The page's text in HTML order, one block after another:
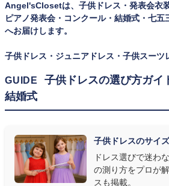
何よりお子様を輝かせます。レンタルなら
ズを遠慮なく選べるのが最大のメリット。
② 舞台で映える色・楽器に合うデザイン
発表会の舞台は照明が強く、客席からは
ます。ネイビー・ブラック・深みのあるジ
す。またピアノ演奏なら落ち着いたシックな
ロ演奏なら華やかで視線を集めるデザイ
なら衣装同士が調和するクラシカルな色
Angel'sClosetは、子供ドレス・発表会衣
ピアノ発表会・コンクール・結婚式・七五
へお届けします。
子供ドレス・ジュニアドレス・子供スーツ
GUIDE
子供ドレスの選び方ガイ
結婚式
子供ドレスのサイ
ドレス選びで迷わ
の測り方をプロが
スも掲載。